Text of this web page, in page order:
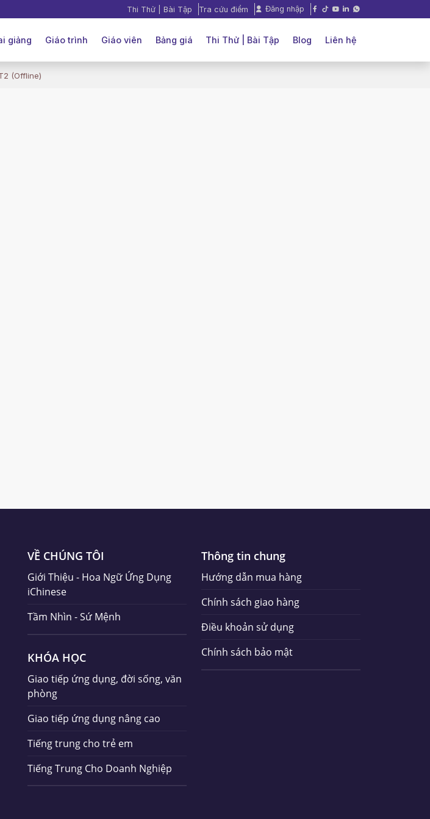
Thi Thử | Bài Tập Tra cứu điểm Đăng nhập
giảng Giáo trình Giáo viên Bảng giá Thi Thử | Bài Tập Blog Liên hệ
(Offline)
VỀ CHÚNG TÔI
Giới Thiệu - Hoa Ngữ Ứng Dụng
iChinese
Tầm Nhìn - Sứ Mệnh
KHÓA HỌC
Giao tiếp ứng dụng, đời sống, văn
phòng
Giao tiếp ứng dụng nâng cao
Tiếng trung cho trẻ em
Tiếng Trung Cho Doanh Nghiệp
Thông tin chung
Hướng dẫn mua hàng
Chính sách giao hàng
Điều khoản sử dụng
Chính sách bảo mật